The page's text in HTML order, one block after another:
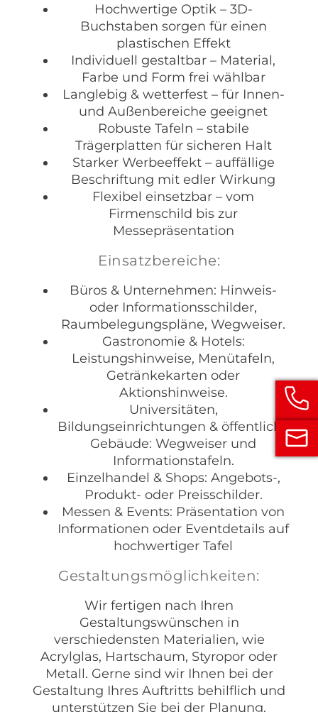
Hochwertige Optik – 3D-
Buchstaben sorgen für einen
plastischen Effekt
Individuell gestaltbar – Material,
Farbe und Form frei wählbar
Langlebig & wetterfest – für Innen-
und Außenbereiche geeignet
Robuste Tafeln – stabile
Trägerplatten für sicheren Halt
Starker Werbeeffekt – auffällige
Beschriftung mit edler Wirkung
Flexibel einsetzbar – vom
Firmenschild bis zur
Messepräsentation
Einsatzbereiche:
Büros & Unternehmen: Hinweis-
oder Informationsschilder,
Raumbelegungspläne, Wegweiser.
Gastronomie & Hotels:
Leistungshinweise, Menütafeln,
Getränkekarten oder
Aktionshinweise.
Universitäten,
Bildungseinrichtungen & öffentliche
Gebäude: Wegweiser und
Informationstafeln.
Einzelhandel & Shops: Angebots-,
Produkt- oder Preisschilder.
Messen & Events: Präsentation von
Informationen oder Eventdetails auf
hochwertiger Tafel
Gestaltungsmöglichkeiten:
Wir fertigen nach Ihren
Gestaltungswünschen in
verschiedensten Materialien, wie
Acrylglas, Hartschaum, Styropor oder
Metall. Gerne sind wir Ihnen bei der
Gestaltung Ihres Auftritts behilflich und
unterstützen Sie bei der Planung.